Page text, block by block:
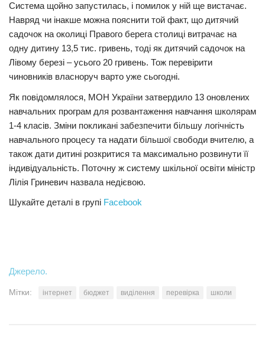
Система щойно запустилась, і помилок у ній ще вистачає.
Навряд чи інакше можна пояснити той факт, що дитячий
садочок на околиці Правого берега столиці витрачає на
одну дитину 13,5 тис. гривень, тоді як дитячий садочок на
Лівому березі – усього 20 гривень. Тож перевірити
чиновників власноруч варто уже сьогодні.
Як повідомлялося, МОН України затвердило 13 оновлених
навчальних програм для розвантаження навчання школярам
1-4 класів. Зміни покликані забезпечити більшу логічність
навчального процесу та надати більшої свободи вчителю, а
також дати дитині розкритися та максимально розвинути її
індивідуальність. Поточну ж систему шкільної освіти міністр
Лілія Гриневич назвала недієвою.
Шукайте деталі в групі Facebook
Джерело.
Мітки: інтернет бюджет виділення перевірка школи